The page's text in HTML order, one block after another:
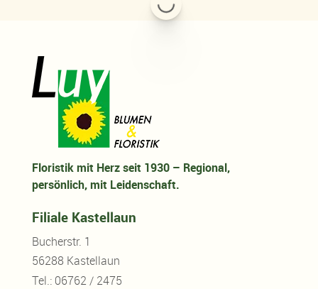
Floristik mit Herz seit 1930 – Regional,
persönlich, mit Leidenschaft.
Filiale Kastellaun
Bucherstr. 1
56288 Kastellaun
Tel.: 06762 / 2475